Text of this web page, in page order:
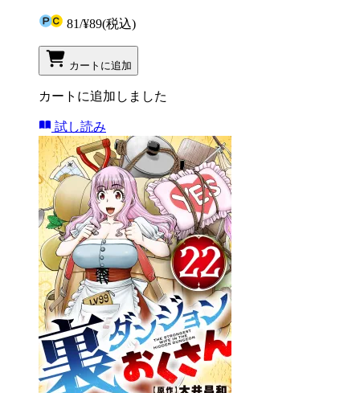
81/¥89(税込)
カートに追加
カートに追加しました
試し読み